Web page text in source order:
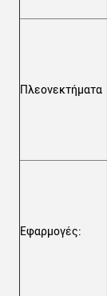
Πλεονεκτήματα
Εφαρμογές: